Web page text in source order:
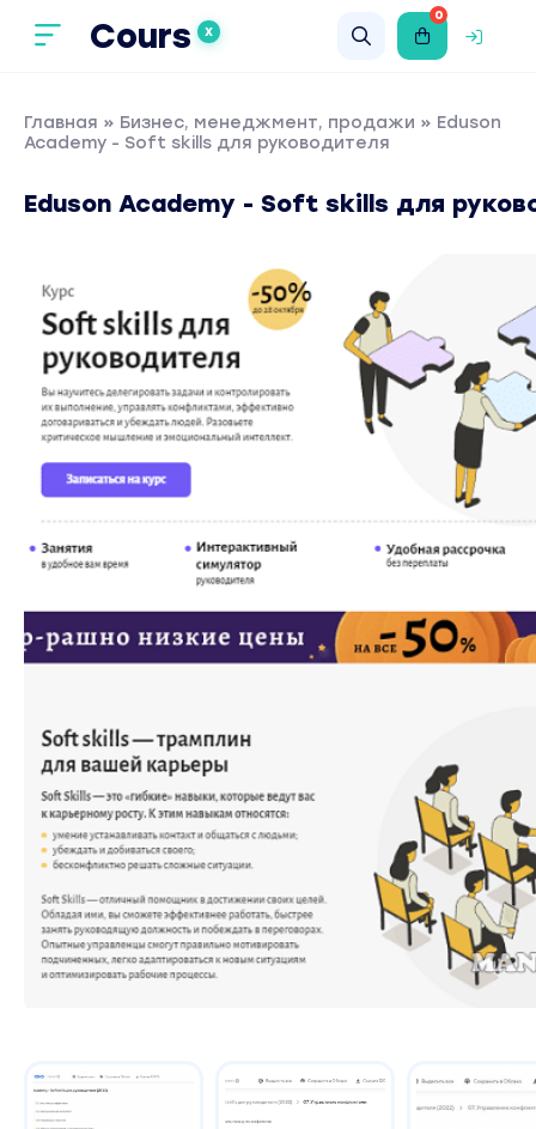
Cours X
0
Главная » Бизнес, менеджмент, продажи » Eduson
Academy - Soft skills для руководителя
Eduson Academy - Soft skills для